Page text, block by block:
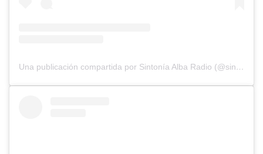
Una publicación compartida por Sintonía Alba Radio (@sintoniaalbaradio)